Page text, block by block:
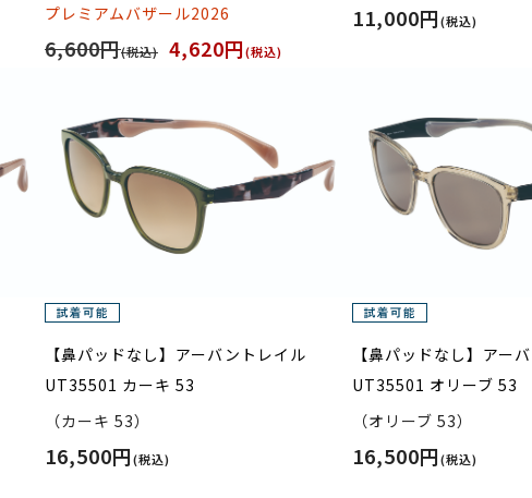
プレミアムバザール2026
6,600円(税込) 4,620円(税込)
11,000円(税込)
【鼻パッドなし】アーバントレイル
UT35501 カーキ 53
（カーキ 53）
16,500円(税込)
【鼻パッドなし】アー
UT35501 オリーブ 53
（オリーブ 53）
16,500円(税込)